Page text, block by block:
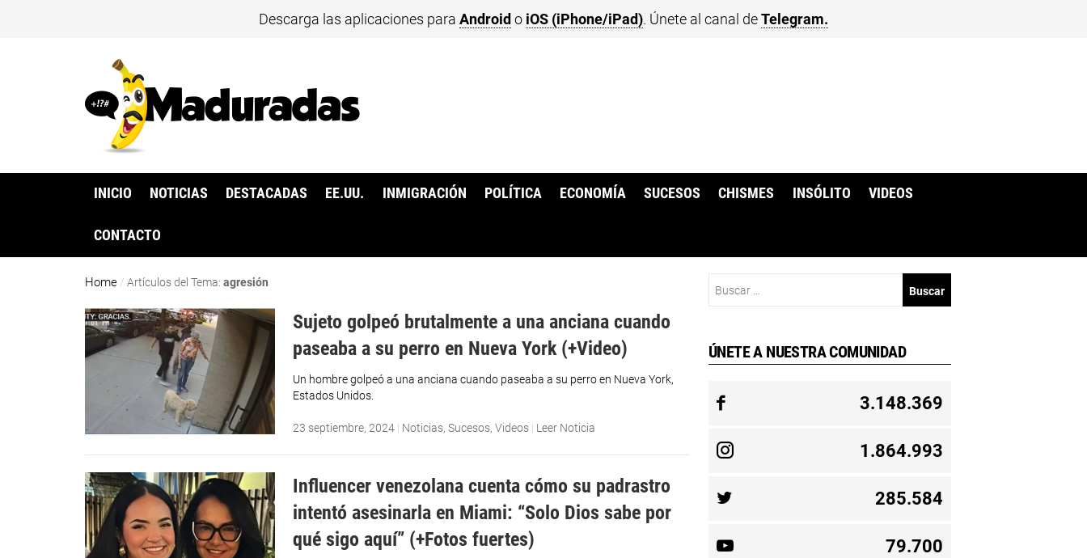
Descarga las aplicaciones para Android o iOS (iPhone/iPad). Únete al canal deTelegram.
INICIO NOTICIAS DESTACADAS EE.UU. INMIGRACIÓN POLÍTICA ECONOMÍA SUCESOS CHISMES INSÓLITO VIDEOS
CONTACTO
Home /Artículos del Tema:agresión
Sujeto golpeó brutalmente a una anciana cuando
paseaba a su perro en Nueva York (+Video)
Un hombre golpeó a una anciana cuando paseaba a su perro en Nueva York,
Estados Unidos.
23 septiembre, 2024 | Noticias,Sucesos,Videos | Leer Noticia
Influencer venezolana cuenta cómo su padrastro
intentó asesinarla en Miami: “Solo Dios sabe por
qué sigo aquí” (+Fotos fuertes)
ÚNETE A NUESTRA COMUNIDAD
3.148.369
1.864.993
285.584
79.700